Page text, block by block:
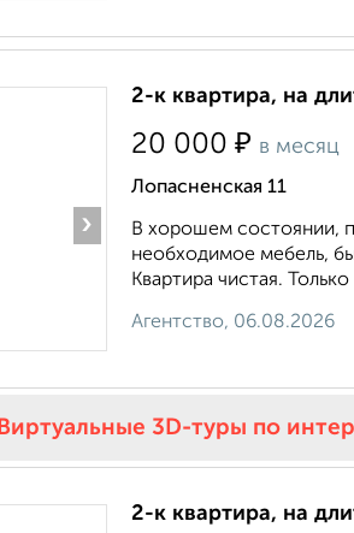
›
2-к квартира, на
20 000 ₽ в месяц
Лопасненская 11
В хорошем состоянии,
необходимое мебель,
Квартира чистая.
Агентство, 06.08.2026
Виртуальные 3D-туры по
2-к квартира, на